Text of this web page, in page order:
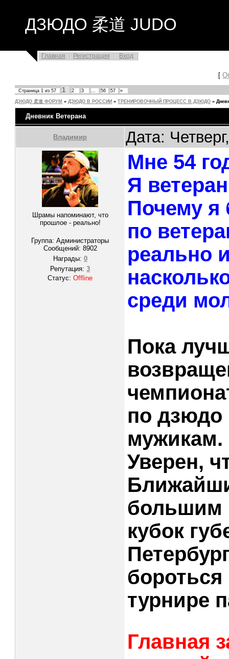
ДЗЮДО 柔道 JUDO
Главная Регистрация Вход
[
Страница1 из57 1 2 3 … 56 57 »
ДЗЮДО 柔道 ФОРУМ » ДЗЮДО В РОССИИ » ТРЕНИРОВОЧНЫЙ ПРОЦЕСС В ДЗЮДО »
Дневник Ветерана
Владимир Дата:
Шрамы напоминают, что
прошлое - реально!
Группа: Администраторы
Сообщений: 8902
Награды: 0
Репутация:3
Статус:Offline
Мне 54
Я
Почему я
по
реально
среди
Пока
по дзюдо
мужикам.
Уверен,
большим
кубок
бороться
турнире
Главная